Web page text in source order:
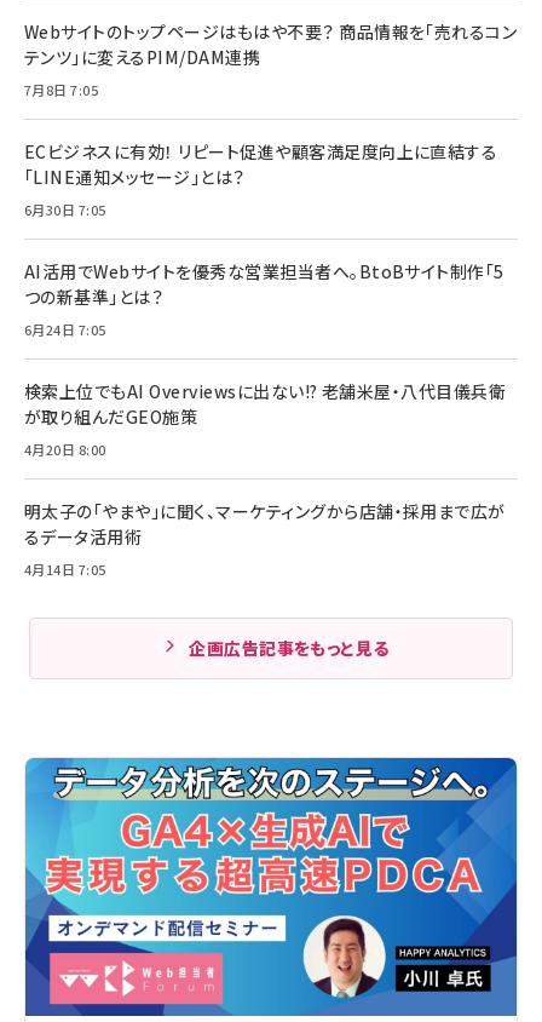
Webサイトのトップページはもはや不要？ 商品情報を「売れるコン
テンツ」に変えるPIM/DAM連携
7月8日 7:05
ECビジネスに有効！ リピート促進や顧客満足度向上に直結する
「LINE通知メッセージ」とは？
6月30日 7:05
AI活用でWebサイトを優秀な営業担当者へ。BtoBサイト制作「5
つの新基準」とは？
6月24日 7:05
検索上位でもAI Overviewsに出ない!? 老舗米屋・八代目儀兵衛
が取り組んだGEO施策
4月20日 8:00
明太子の「やまや」に聞く、マーケティングから店舗・採用まで広が
るデータ活用術
4月14日 7:05
企画広告記事をもっと見る